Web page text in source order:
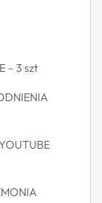
– 3 szt